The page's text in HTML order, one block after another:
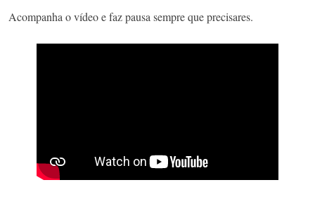
Acompanha o vídeo e faz pausa sempre que precisares.